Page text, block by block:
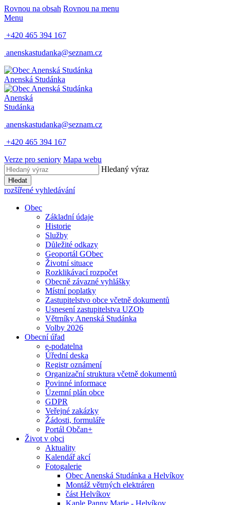
Rovnou na obsah Rovnou na menu
Menu
+420 465 394 167
anenskastudanka@seznam.cz
Anenská Studánka
Anenská
Studánka
anenskastudanka@seznam.cz
+420 465 394 167
Verze pro seniory Mapa webu
Hledaný výraz
Hledat
rozšířené vyhledávání
Obec
Základní údaje
Historie
Služby
Důležité odkazy
Geoportál GObec
Životní situace
Rozklikávací rozpočet
Obecně závazné vyhlášky
Místní poplatky
Zastupitelstvo obce včetně dokumentů
Usnesení zastupitelstva UZOb
Větrníky Anenská Studánka
Volby 2026
Obecní úřad
e-podatelna
Úřední deska
Registr oznámení
Organizační struktura včetně dokumentů
Povinné informace
Územní plán obce
GDPR
Veřejné zakázky
Žádosti, formuláře
Portál Občan+
Život v obci
Aktuality
Kalendář akcí
Fotogalerie
Obec Anenská Studánka a Helvíkov
Montáž větrných elektráren
část Helvíkov
Kaple Panny Marie - Helvíkov